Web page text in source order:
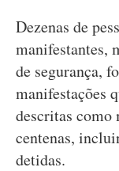
Dezenas de
manifestantes,
de segurança,
manifestações
descritas como
centenas,
detidas.